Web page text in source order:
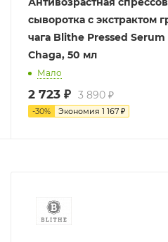
сыворотка с экстрактом
чага Blithe Pressed
Chaga, 50 мл
Мало
2 723₽ 3 890₽
-30% Экономия 1 167₽